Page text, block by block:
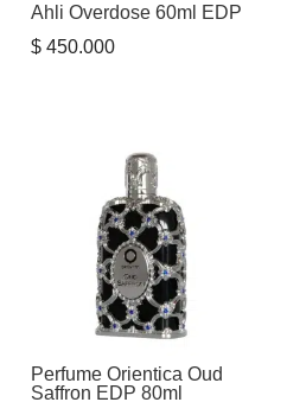
Ahli Overdose 60ml EDP
$450.000
Perfume Orientica Oud
Saffron EDP 80ml